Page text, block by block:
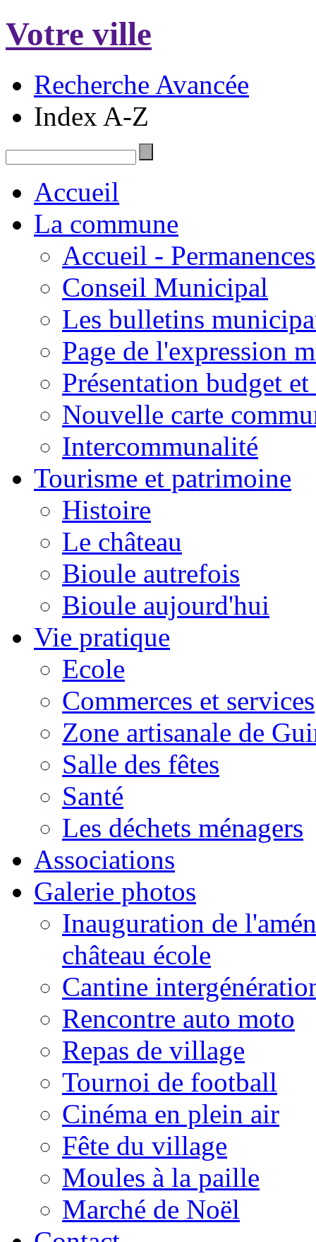
Votre ville
Recherche Avancée
Index A-Z
Accueil
La commune
Accueil - Permanences
Conseil Municipal
Les bulletins
Page de l'expression
Présentation budget
Nouvelle carte
Intercommunalité
Tourisme et patrimoine
Histoire
Le château
Bioule autrefois
Bioule aujourd'hui
Vie pratique
Ecole
Commerces et services
Zone artisanale de
Salle des fêtes
Santé
Les déchets ménagers
Associations
Galerie photos
Inauguration de
château école
Cantine
Rencontre auto moto
Repas de village
Tournoi de football
Cinéma en plein air
Fête du village
Moules à la paille
Marché de Noël